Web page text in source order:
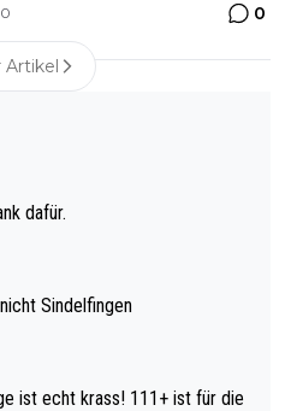
0
Artikel
dafür.
Sindelfingen
111+ ist für die